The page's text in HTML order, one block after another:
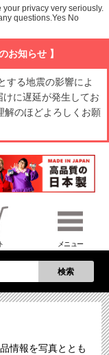
お知らせ 】
する地震の影響によ
に遅延が発生してお
解のほどよろしくお願
メニュー
検索
情報を写真ととも
your privacy very seriously.
questions.Yes No